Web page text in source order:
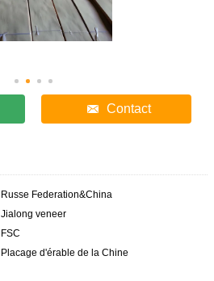
Contact
Russe Federation&China
Jialong veneer
FSC
Placage d'érable de la Chine